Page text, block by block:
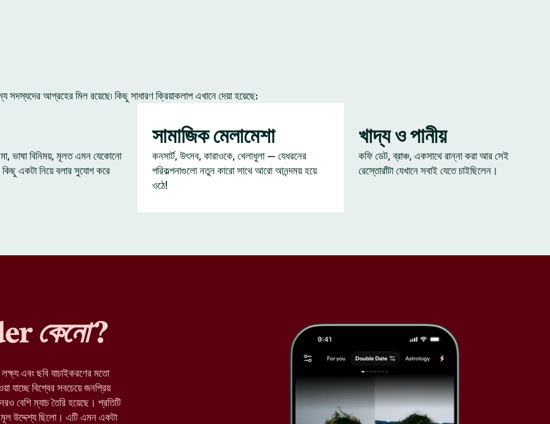
আগ্রহের মিল রয়েছে৷ কিছু সাধারণ ক্রিয়াকলাপ এখানে দেয়া হয়েছে:
ভাষা বিনিময়, মূলত এমন যেকোনো
একটা নিয়ে বলার সুযোগ করে
সামাজিক মেলামেশা
কনসার্ট, উৎসব, কারাওকে, খেলাধুলা — যেধরনের
পরিকল্পনাগুলো নতুন কারো সাথে আরো আনন্দময় হয়ে
ওঠে!
খাদ্য ও পানীয়
কফি ডেট, ব্রাঞ্চ, একসাথে রান্না করা আর সেই
রেস্তোরাঁটা যেখানে সবাই যেতে চাইছিলেন।
কেনো?
এবং ছবি যাচাইকরণের মতো
যাচ্ছে বিশ্বের সবচেয়ে জনপ্রিয়
বেশি ম্যাচ তৈরি হয়েছে। প্রতিটি
উদ্দেশ্য ছিলো। এটি এমন একটা